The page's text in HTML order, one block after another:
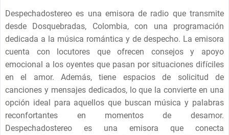
Despechadostereo es una emisora de radio que transmite
desde Dosquebradas, Colombia, con una programación
dedicada a la música romántica y de despecho. La emisora
cuenta con locutores que ofrecen consejos y apoyo
emocional a los oyentes que pasan por situaciones difíciles
en el amor. Además, tiene espacios de solicitud de
canciones y mensajes dedicados, lo que la convierte en una
opción ideal para aquellos que buscan música y palabras
reconfortantes en momentos de desamor.
Despechadostereo es una emisora que conecta